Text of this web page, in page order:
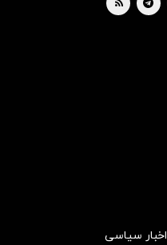
اخبار سیاسی